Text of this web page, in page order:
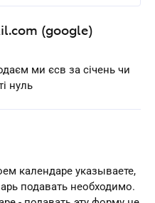
(google)
ми єсв за січень чи
нуль
календаре указываете,
подавать необходимо.